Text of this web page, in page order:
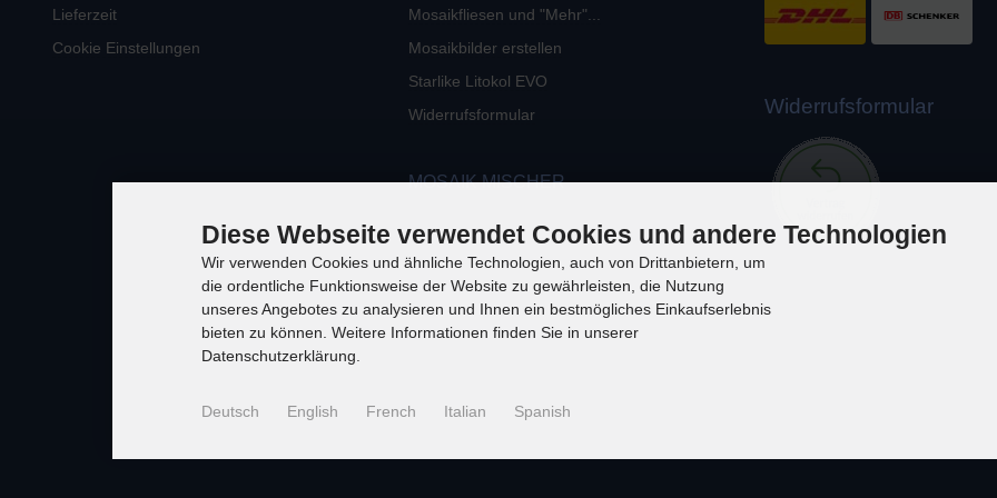
Lieferzeit
Cookie Einstellungen
Mosaikfliesen und "Mehr"...
Mosaikbilder erstellen
Starlike Litokol EVO
Widerrufsformular
MOSAIK MISCHER
Widerrufsformular
Diese Webseite verwendet Cookies und andere Technologien
Wir verwenden Cookies und ähnliche Technologien, auch von Drittanbietern, um
die ordentliche Funktionsweise der Website zu gewährleisten, die Nutzung
unseres Angebotes zu analysieren und Ihnen ein bestmögliches Einkaufserlebnis
bieten zu können. Weitere Informationen finden Sie in unserer
Datenschutzerklärung.
Deutsch English French Italian Spanish